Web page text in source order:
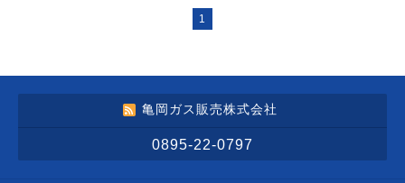
1
亀岡ガス販売株式会社
0895-22-0797